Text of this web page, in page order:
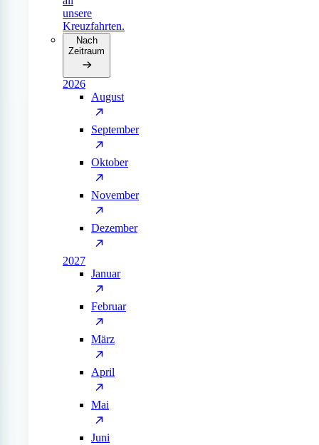
unsere
Kreuzfahrten.
Nach
Zeitraum
2026
August
September
Oktober
November
Dezember
2027
Januar
Februar
März
April
Mai
Juni